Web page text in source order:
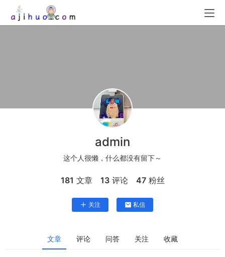
admin
这个人很懒，什么都没有留下～
181 文章 13 评论 47 粉丝
关注 私信
文章 评论 问答 关注 收藏